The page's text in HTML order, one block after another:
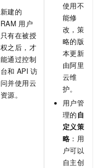
新建的
RAM 用户
只有在被授
权之后，才
能通过控制
台和 API 访
问并使用云
资源。
使用不
能修
改，策
略的版
本更新
由阿里
云维
护。
用户管
理的 自
定义策
略 ：用
户可以
自主创